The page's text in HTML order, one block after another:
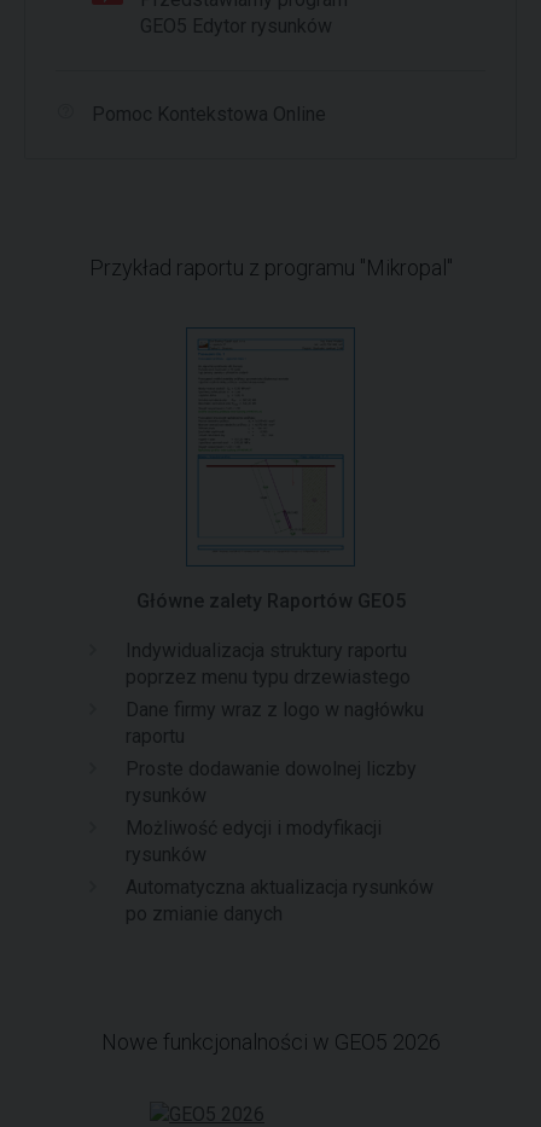
GEO5 Edytor rysunków
Pomoc Kontekstowa Online
Przykład raportu z programu "Mikropal"
Główne zalety Raportów GEO5
Indywidualizacja struktury raportu
poprzez menu typu drzewiastego
Dane firmy wraz z logo w nagłówku
raportu
Proste dodawanie dowolnej liczby
rysunków
Możliwość edycji i modyfikacji
rysunków
Automatyczna aktualizacja rysunków
po zmianie danych
Nowe funkcjonalności w GEO5 2026